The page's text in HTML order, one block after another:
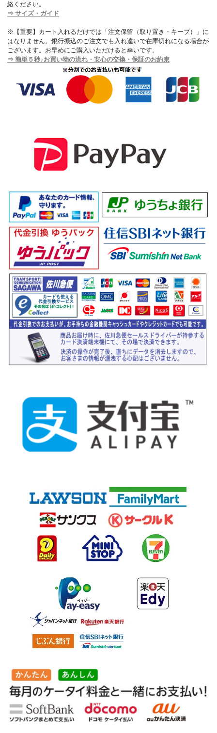
絡ください。
⇒ サイズ・ガイド
※【重要】カート入れるだけでは「注文保留（取り置き・キープ）」に
はなりません。銀行振込のご注文でも入れ違いで在庫切れになる場合が
ございます。お早めにご購入いただけると幸いです。
⇒ 簡単５秒♪お買い物の流れ・安心の交換・保証のお約束